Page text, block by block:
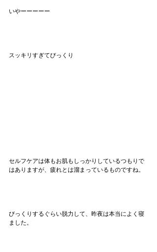
いやーーーーー
スッキリすぎてびっくり
セルフケアは体もお肌もしっかりしているつもりで
はありますが、疲れとは溜まっているものですね。
びっくりするぐらい脱力して、昨夜は本当によく寝
ました。